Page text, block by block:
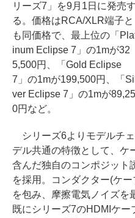
リーズ7」を9月1日に発売す
る。価格はRCA/XLR端子と
も同価格で、最上位の「
inum Eclipse 7」の1mが32
5,500円、「Gold Eclipse
7」の1mが199,500円、「Sil
ver Eclipse 7」の1mが89,25
0円など。
シリーズ6よりモデルチ
デル共通の特徴として、ケ
含んだ独自のコンポジット
を採用。コンダクター(ケ
を包み、摩擦電気ノイズを
既にシリーズ7のHDMIケ